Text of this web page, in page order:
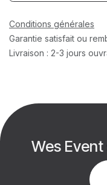
Conditions générales
Garantie satisfait ou
Livraison : 2-3 jours
Wes